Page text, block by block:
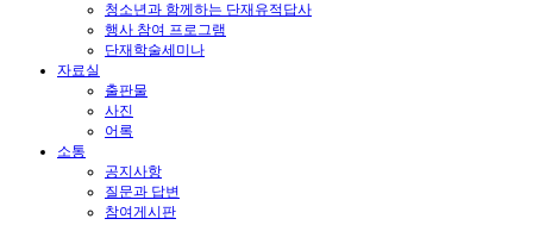
청소년과 함께하는 단재유적답사
행사 참여 프로그램
단재학술세미나
자료실
출판물
사진
어록
소통
공지사항
질문과 답변
참여게시판